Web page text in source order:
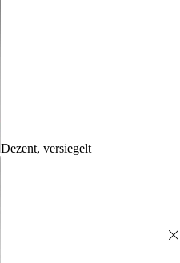
Dezent, versiegelt